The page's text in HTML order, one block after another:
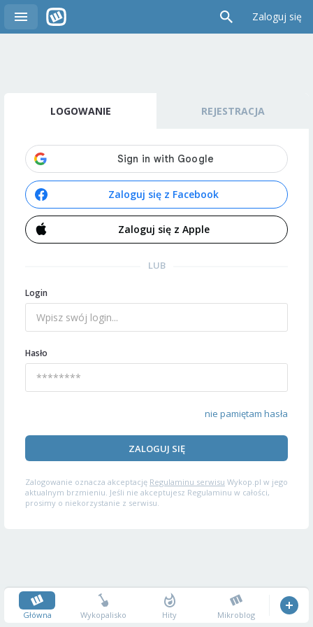
Zaloguj się
LOGOWANIE REJESTRACJA
Zaloguj się z Facebook
Zaloguj się z Apple
LUB
Login
Hasło
nie pamiętam hasła
ZALOGUJ SIĘ
Zalogowanie oznacza akceptację Regulaminu serwisu Wykop.pl w jego
aktualnym brzmieniu. Jeśli nie akceptujesz Regulaminu w całości,
prosimy o niekorzystanie z serwisu.
Główna Wykopalisko Hity Mikroblog